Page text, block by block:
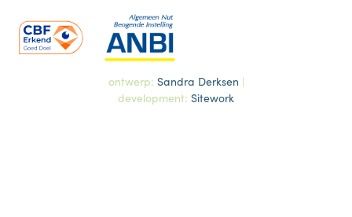
ontwerp: Sandra Derksen |
development: Sitework